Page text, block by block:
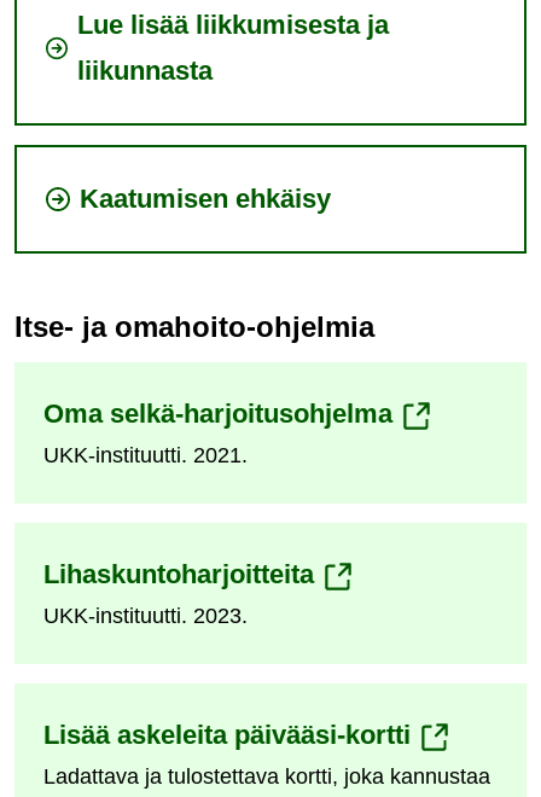
Lue lisää liikkumisesta ja
liikunnasta
Kaatumisen ehkäisy
Itse- ja omahoito-ohjelmia
Oma selkä-harjoitusohjelma(siirryt
palveluun)
UKK-instituutti. 2021.
Lihaskuntoharjoitteita(siirryt
palveluun)
UKK-instituutti. 2023.
Lisää askeleita päivääsi-kortti (siirryt
toiseen
Ladattava ja tulostettava kortti, joka kannustaa